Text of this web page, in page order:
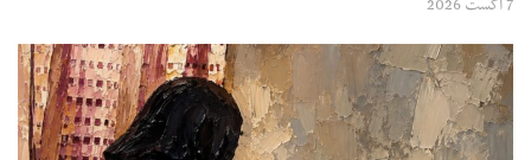
7 اگست 2026